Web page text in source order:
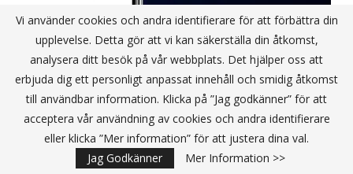
Vi använder cookies och andra identifierare för att förbättra din
upplevelse. Detta gör att vi kan säkerställa din åtkomst,
analysera ditt besök på vår webbplats. Det hjälper oss att
erbjuda dig ett personligt anpassat innehåll och smidig åtkomst
till användbar information. Klicka på ”Jag godkänner” för att
acceptera vår användning av cookies och andra identifierare
eller klicka ”Mer information” för att justera dina val.
Jag Godkänner
Mer Information >>